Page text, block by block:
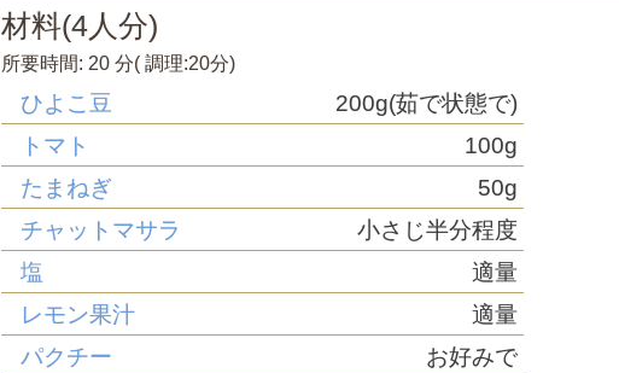
材料(4人分)
所要時間: 20 分( 調理:20分)
ひよこ豆
200g(茹で状態で)
トマト
100g
たまねぎ
50g
チャットマサラ
小さじ半分程度
塩
適量
レモン果汁
適量
パクチー
お好みで